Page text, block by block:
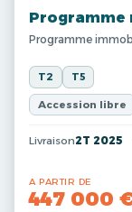
Programme
Programme
T2 T5
Accession libre
Livraison2T 2025
A PARTIR DE
447 000